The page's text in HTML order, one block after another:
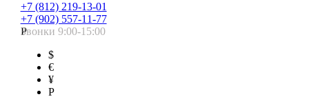
+7 (812) 219-13-01
+7 (902) 557-11-77
Звонки 9:00-15:00
Р
$
€
¥
Р